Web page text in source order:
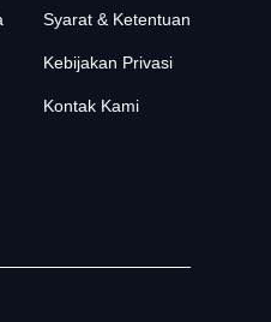
Syarat & Ketentuan
Kebijakan Privasi
Kontak Kami